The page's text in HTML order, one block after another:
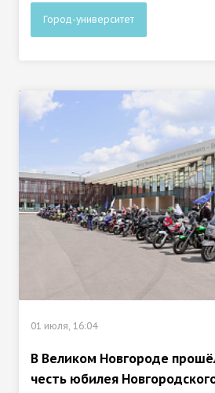
Город-университет
01 июля, 16:04
В Великом Новгороде
честь юбилея